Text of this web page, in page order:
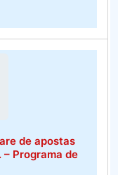
vencidas
de apostas
Programa de